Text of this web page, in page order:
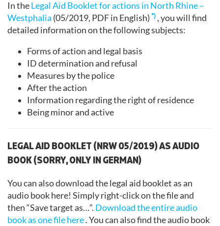
In theLegal Aid Booklet for actions in North Rhine –
Westphalia (05/2019, PDF in English) *) , you will find
detailed information on the following subjects:
Forms of action and legal basis
ID determination and refusal
Measures by the police
After the action
Information regarding the right of residence
Being minor and active
LEGAL AID BOOKLET (NRW 05/2019) AS AUDIO
BOOK (SORRY, ONLY IN GERMAN)
You can also download the legal aid booklet as an
audio book here! Simply right-click on the file and
then “Save target as…”. Download the entire audio
book as one file here. You can also find the audio book